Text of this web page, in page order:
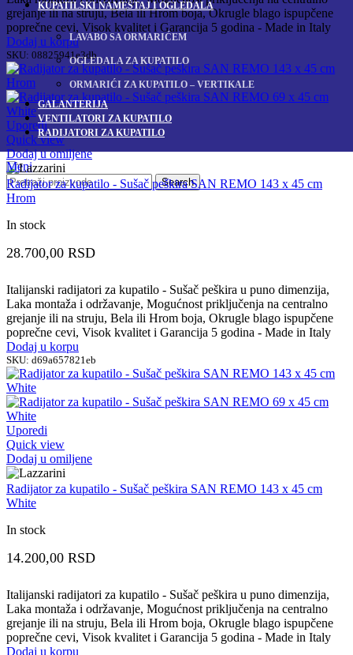
KUPATILSKI NAMEŠTAJ I OGLEDALA
LAVABO SA ORMARIĆEM
OGLEDALA ZA KUPATILO
ORMARIĆI ZA KUPATILO – VERTIKALE
GALANTERIJA
VENTILATORI ZA KUPATILO
RADIJATORI ZA KUPATILO
Meni
Search
grejanje ili na struju, Bela ili Hrom boja, Okrugle blago ispupčene
poprečne cevi, Visok kvalitet i Garancija 5 godina - Made in Italy
Dodaj u korpu
SKU: 08825941e3db
Uporedi
Quick view
Dodaj u omiljene
Radijator za kupatilo - Sušač peškira SAN REMO 143 x 45 cm
Hrom
In stock
28.700,00 RSD
Italijanski radijatori za kupatilo - Sušač peškira u puno dimenzija,
Laka montaža i održavanje, Mogućnost priključenja na centralno
grejanje ili na struju, Bela ili Hrom boja, Okrugle blago ispupčene
poprečne cevi, Visok kvalitet i Garancija 5 godina - Made in Italy
Dodaj u korpu
SKU: d69a657821eb
Uporedi
Quick view
Dodaj u omiljene
Radijator za kupatilo - Sušač peškira SAN REMO 143 x 45 cm
White
In stock
14.200,00 RSD
Italijanski radijatori za kupatilo - Sušač peškira u puno dimenzija,
Laka montaža i održavanje, Mogućnost priključenja na centralno
grejanje ili na struju, Bela ili Hrom boja, Okrugle blago ispupčene
poprečne cevi, Visok kvalitet i Garancija 5 godina - Made in Italy
Dodaj u korpu